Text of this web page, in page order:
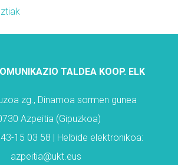
TALDEA KOOP. ELK
zg., Dinamoa sormen gunea
Azpeitia (Gipuzkoa)
15 03 58 | Helbide elektronikoa:
azpeitia@ukt.eus